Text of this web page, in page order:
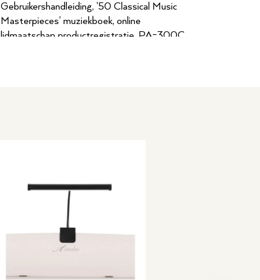
Gebruikershandleiding, '50 Classical Music
Masterpieces' muziekboek, online
lidmaatschap productregistratie, PA-300C